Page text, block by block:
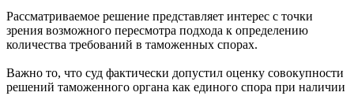
Рассматриваемое решение представляет интерес с точки
зрения возможного пересмотра подхода к определению
количества требований в таможенных спорах.
Важно то, что суд фактически допустил оценку совокупности
решений таможенного органа как единого спора при наличии